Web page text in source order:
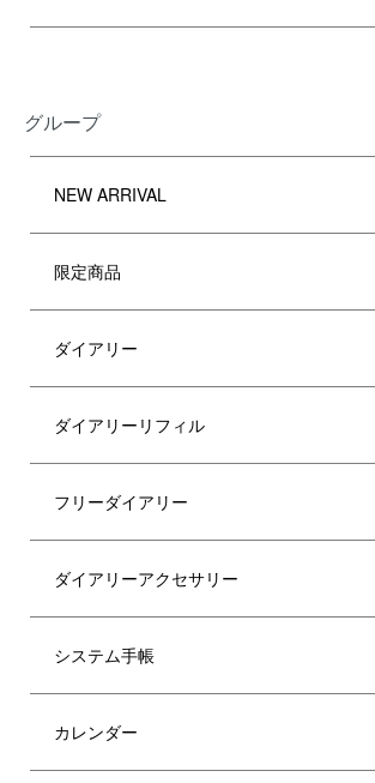
グループ
NEW ARRIVAL
限定商品
ダイアリー
ダイアリーリフィル
フリーダイアリー
ダイアリーアクセサリー
システム手帳
カレンダー